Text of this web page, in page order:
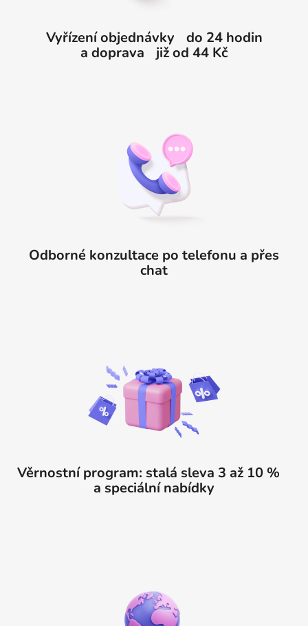
Vyřízení objednávky do 24 hodin
a doprava již od 44 Kč
Odborné konzultace po telefonu a přes
chat
Věrnostní program: stalá sleva 3 až 10 %
a speciální nabídky